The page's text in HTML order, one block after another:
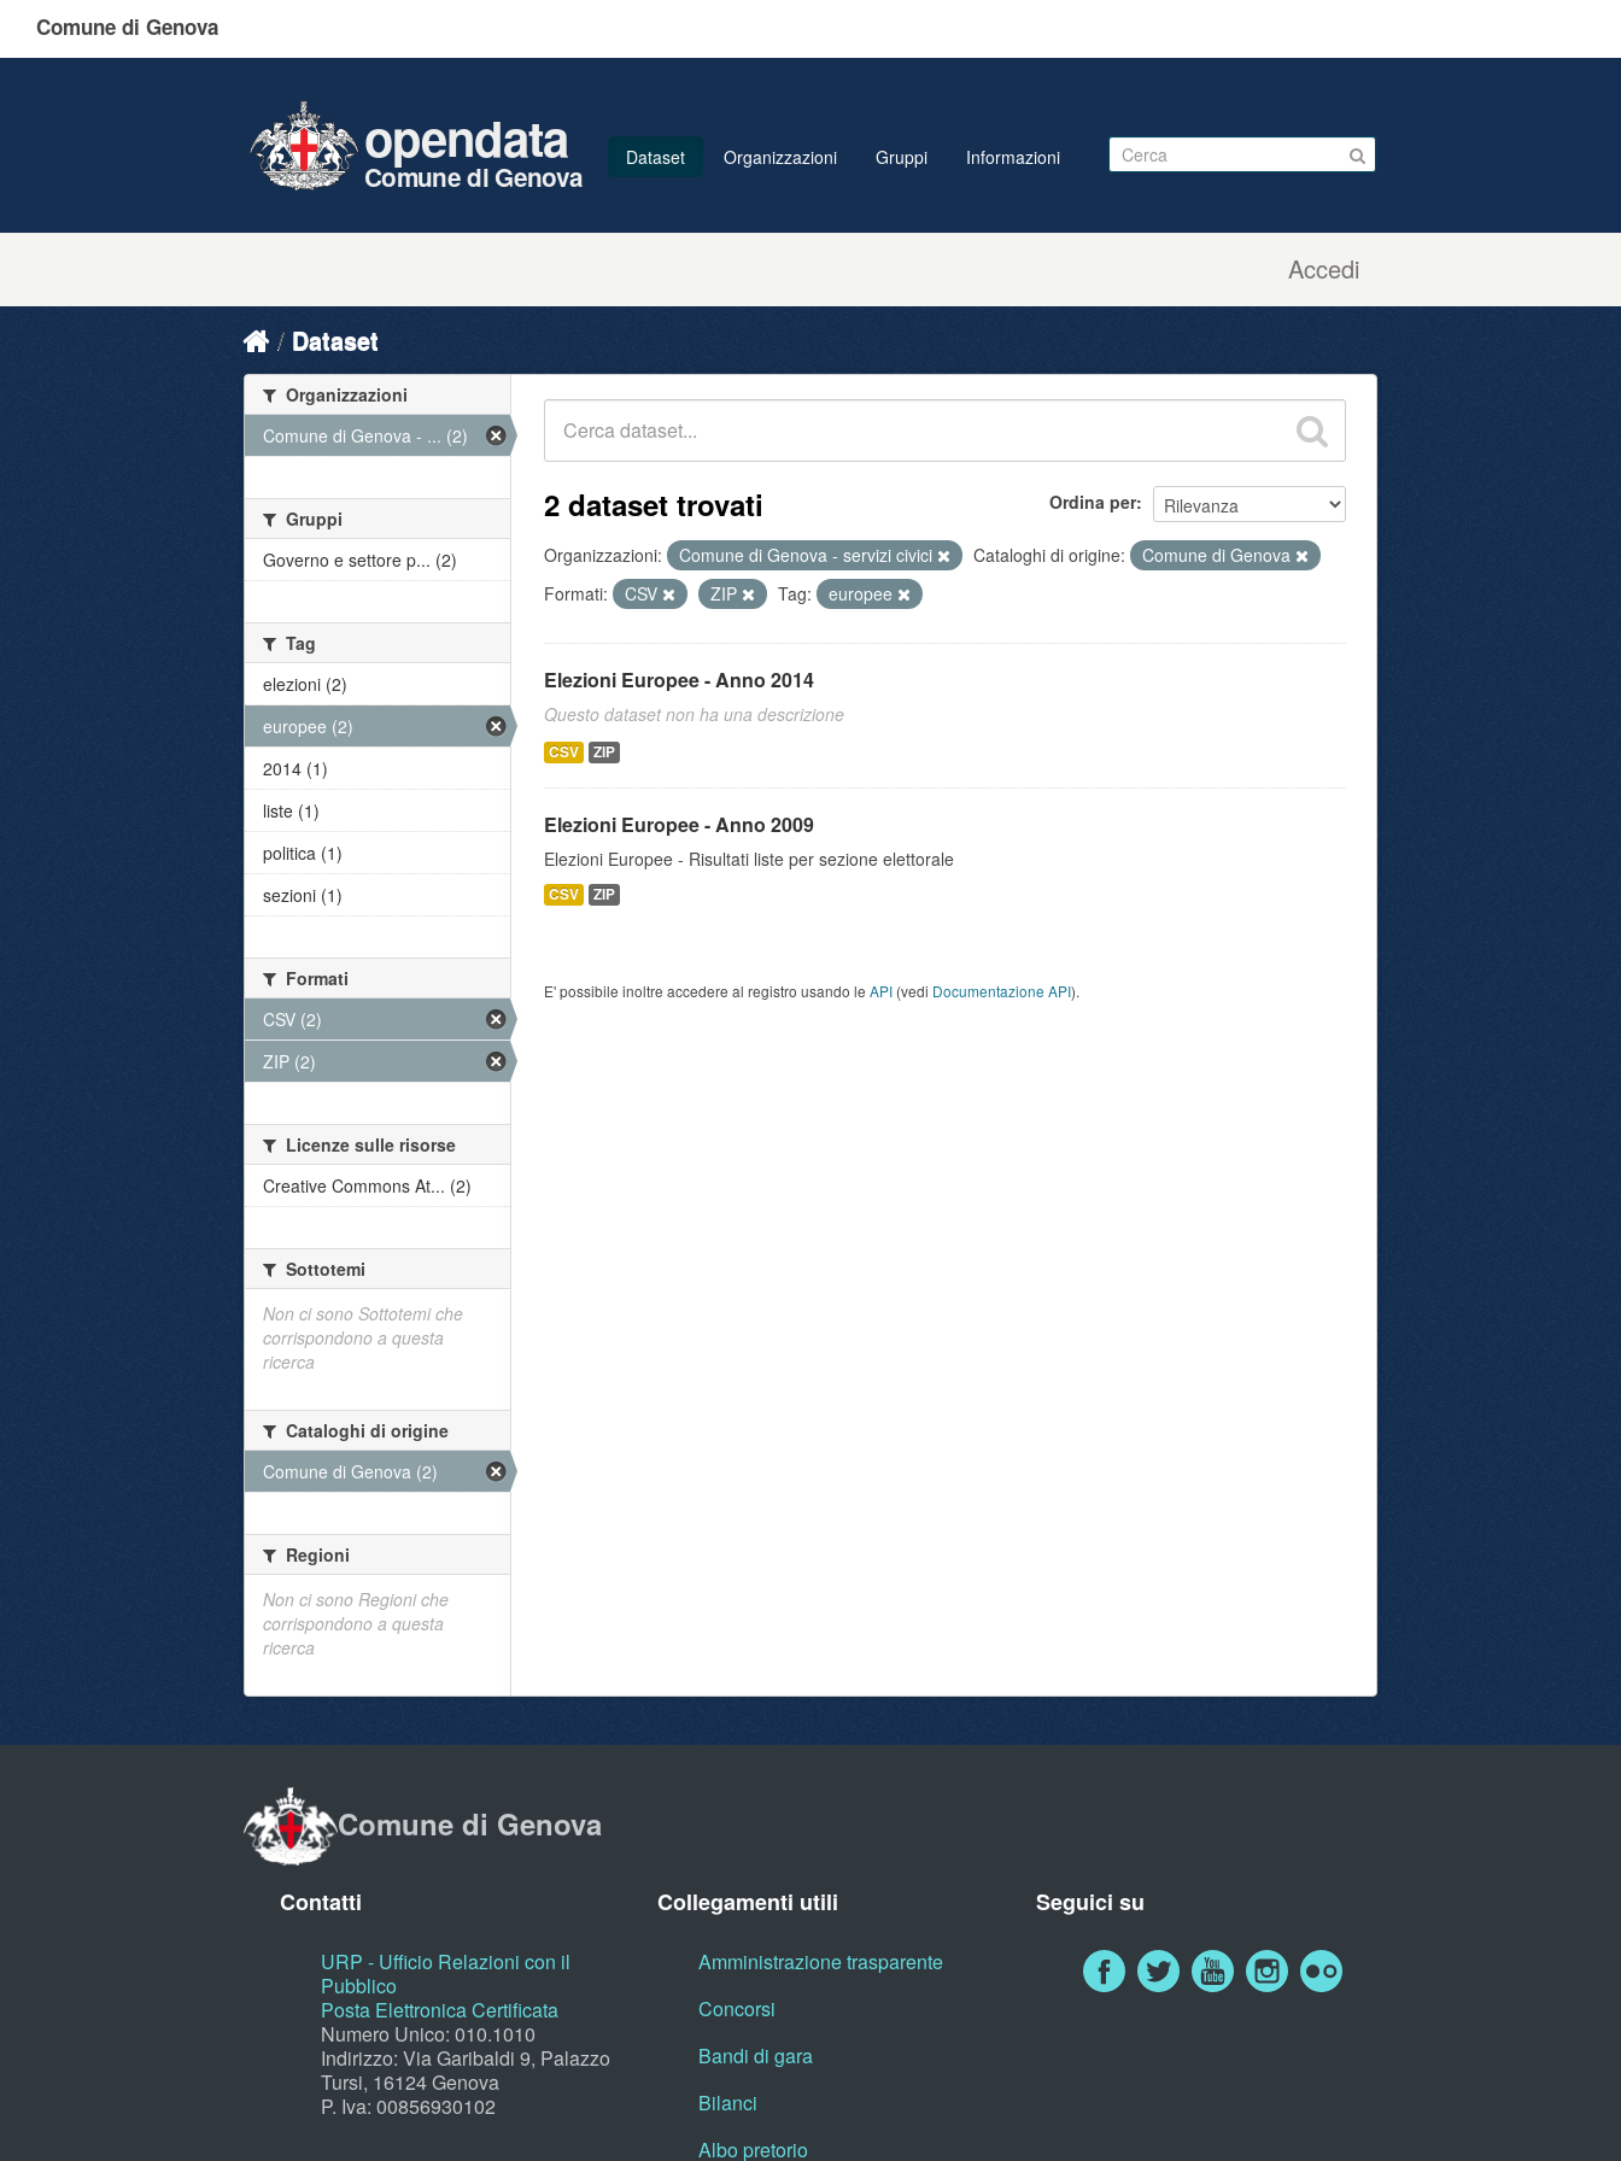
Comune di Genova
Accedi
opendata
Comune di Genova
Dataset Organizzazioni Gruppi Informazioni
Dataset
Ordina per
2 dataset trovati
Organizzazioni: Comune di Genova - servizi civici Cataloghi di origine:
Comune di Genova
Formati:
CSV ZIP Tag: europee
Elezioni Europee - Anno 2014
Questo dataset non ha una descrizione
CSV ZIP
Elezioni Europee - Anno 2009
Elezioni Europee - Risultati liste per sezione elettorale
CSV ZIP
E' possibile inoltre accedere al registro usando le API (vedi Documentazione API).
Organizzazioni
Comune di Genova - ... (2)
Gruppi
Governo e settore p... (2)
Tag
elezioni (2)
europee (2)
2014 (1)
liste (1)
politica (1)
sezioni (1)
Formati
CSV (2)
ZIP (2)
Licenze sulle risorse
Creative Commons At... (2)
Sottotemi
Non ci sono Sottotemi che
corrispondono a questa
ricerca
Cataloghi di origine
Comune di Genova (2)
Regioni
Non ci sono Regioni che
corrispondono a questa
ricerca
Comune di Genova
Contatti
URP - Ufficio Relazioni con il
Pubblico
Posta Elettronica Certificata
Numero Unico: 010.1010
Indirizzo: Via Garibaldi 9, Palazzo
Tursi, 16124 Genova
P. Iva: 00856930102
Collegamenti utili
Amministrazione trasparente
Concorsi
Bandi di gara
Bilanci
Albo pretorio
Seguici su